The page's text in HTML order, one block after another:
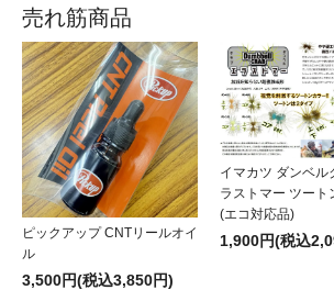
売れ筋商品
ピックアップ CNTリールオイ
ル
3,500円(税込3,850円)
イマカツ ダンベル
ラストマー ツート
(エコ対応品)
1,900円(税込